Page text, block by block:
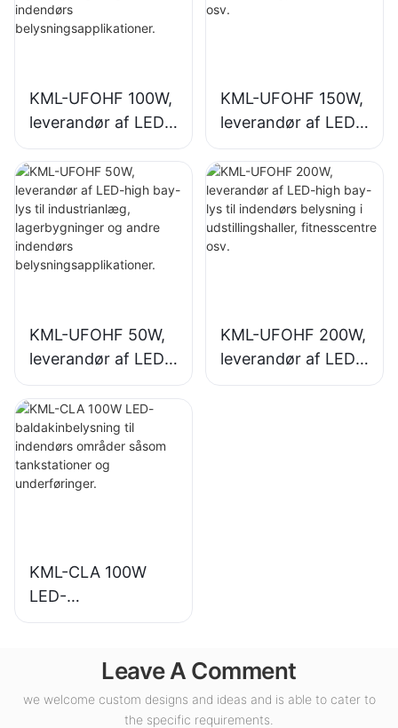
KML-UFOHF 100W,
leverandør af LED-
high bay-lys til
industrianlæg,
lagerbygninger og
andre indendørs
belysningsapplikati
oner.
KML-UFOHF 150W,
leverandør af LED-
high bay-lys til
indendørs
belysning i
industrianlæg,
fitnesscentre osv.
KML-UFOHF 50W,
leverandør af LED-
high bay-lys til
industrianlæg,
lagerbygninger og
andre indendørs
belysningsapplikati
KML-UFOHF 200W,
leverandør af LED-
high bay-lys til
KML-CLA 100W
LED-
baldakinbelysning
områder såsom
tankstationer og
underføringer.
Leave A Comment
we welcome custom designs and ideas and is able to cater to
the specific requirements.